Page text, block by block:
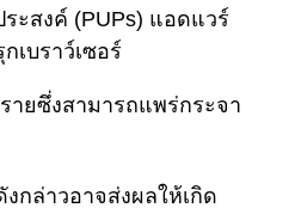
ะสงค์ (PUPs) แอดแวร์
เบราว์เซอร์
ายซึ่งสามารถแพร่กระจา
กล่าวอาจส่งผลให้เกิด